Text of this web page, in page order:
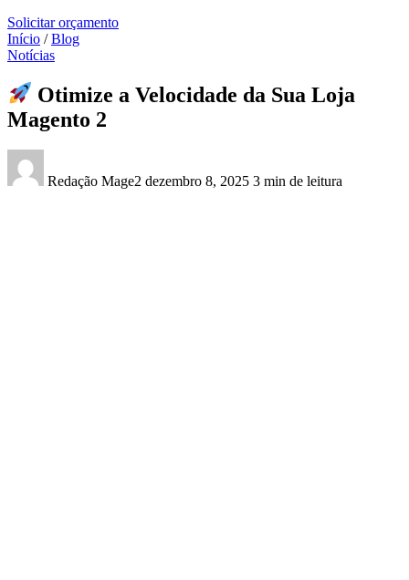
Solicitar orçamento
Início / Blog
Notícias
Otimize a Velocidade da Sua Loja
Magento 2
Redação Mage2 dezembro 8, 2025 3 min de leitura